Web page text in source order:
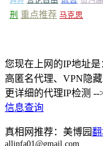
刑 重点推荐 马克思
您现在上网的IP地址是
高匿名代理、VPN隐藏
更详细的代理IP检测 --
信息查询
真相网推荐：美博园
allinfa01@gmail.com